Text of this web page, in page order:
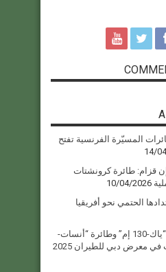
المسيّرة الفرنسية تفتح
14/
“إعصار 2026” بإن قزام: طائرة كرونشتات
10/04/2026
الحتمي نحو أفريقيا
“روستيخ” تطلق طائرة “ياك-130 إم” وطائرة “أنسات-
في معرض دبي للطيران 2025